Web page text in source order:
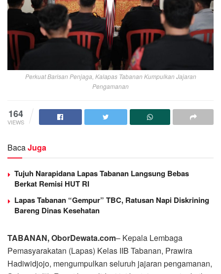
Perkuat Barisan Penjaga, Kalapas Tabanan Kumpulkan Jajaran
Pengamanan
164
VIEWS
BacaJuga
Tujuh Narapidana Lapas Tabanan Langsung Bebas
Berkat Remisi HUT RI
Lapas Tabanan “Gempur” TBC, Ratusan Napi Diskrining
Bareng Dinas Kesehatan
TABANAN, OborDewata.com– Kepala Lembaga
Pemasyarakatan (Lapas) Kelas IIB Tabanan, Prawira
Hadiwidjojo, mengumpulkan seluruh jajaran pengamanan,